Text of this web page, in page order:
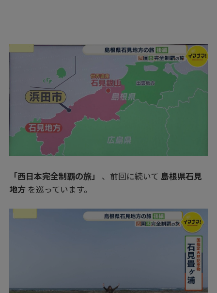
「西日本完全制覇の旅」 、前回に続いて 島根県石見
地方 を巡っています。